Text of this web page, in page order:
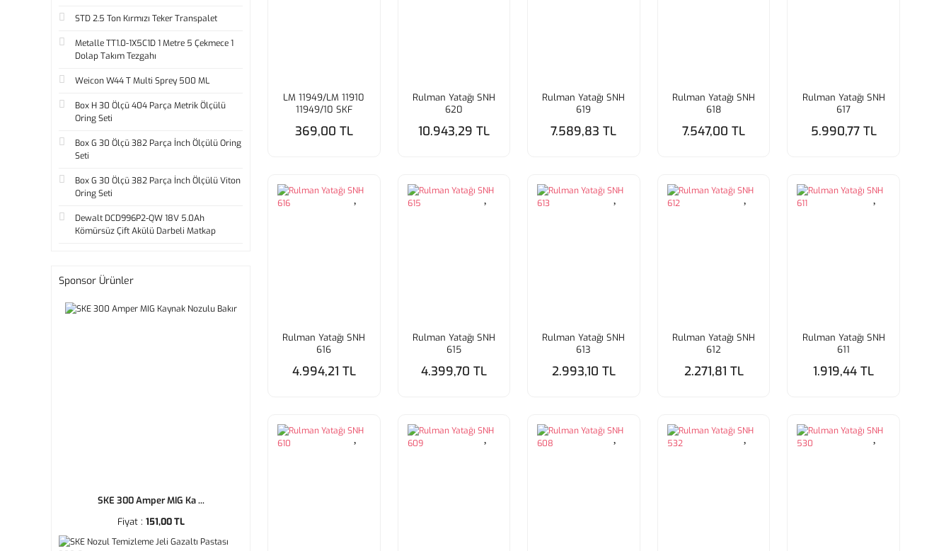
STD 2.5 Ton Kırmızı Teker Transpalet
Metalle TT1.0-1X5C1D 1 Metre 5 Çekmece 1
Dolap Takım Tezgahı
Weicon W44 T Multi Sprey 500 ML
Box H 30 Ölçü 404 Parça Metrik Ölçülü
Oring Seti
Box G 30 Ölçü 382 Parça İnch Ölçülü Oring
Seti
Box G 30 Ölçü 382 Parça İnch Ölçülü Viton
Oring Seti
Dewalt DCD996P2-QW 18V 5.0Ah
Kömürsüz Çift Akülü Darbeli Matkap
Sponsor Ürünler
SKE 300 Amper MIG Ka ...
Fiyat : 151,00 TL
LM 11949/LM 11910
11949/10 SKF
369,00 TL
Rulman Yatağı SNH
620
10.943,29 TL
Rulman Yatağı SNH
619
7.589,83 TL
Rulman Yatağı SNH
618
7.547,00 TL
Rulman Yatağı SNH
617
5.990,77 TL
Rulman Yatağı SNH
616
4.994,21 TL
Rulman Yatağı SNH
615
4.399,70 TL
Rulman Yatağı SNH
613
2.993,10 TL
Rulman Yatağı SNH
612
2.271,81 TL
Rulman Yatağı SNH
611
1.919,44 TL